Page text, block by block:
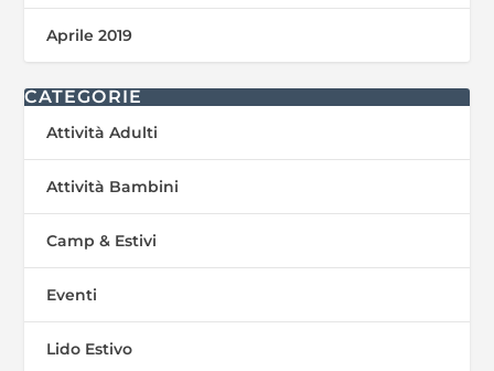
Aprile 2019
CATEGORIE
Attività Adulti
Attività Bambini
Camp & Estivi
Eventi
Lido Estivo